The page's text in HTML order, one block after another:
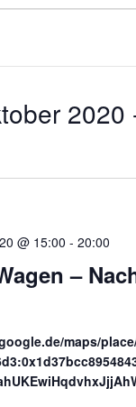
2020
–
@ 15:00 - 20:00
maps/